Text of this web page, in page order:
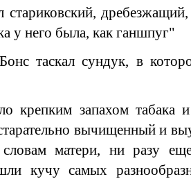
у него была, как ганшпуг"
таскал сундук, в
крепким запахом табака
вычищенный и
матери, ни разу
кучу самых